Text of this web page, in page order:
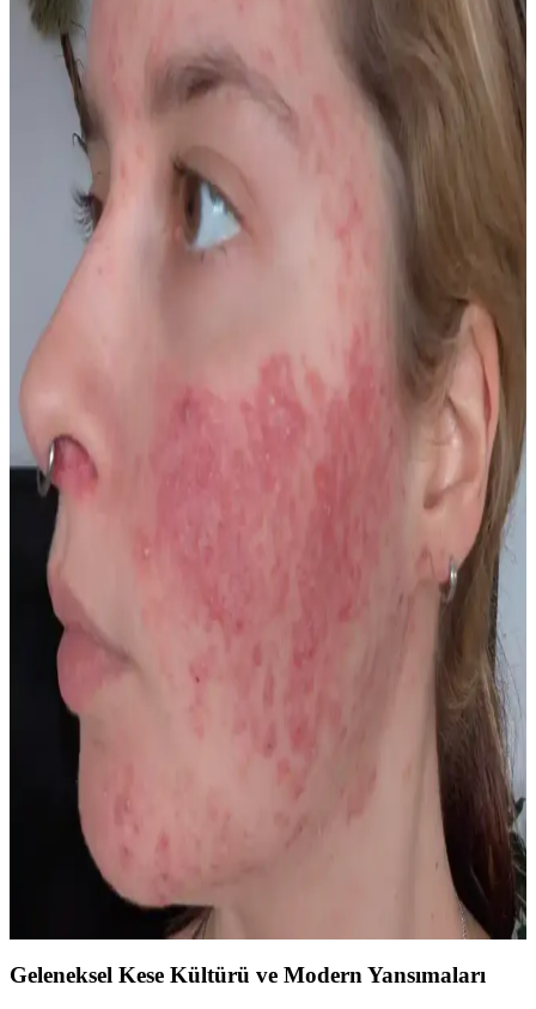
Erkeklerin yüz hatlarını yumuşatıp feminen ve çekici görünmelerini
sağlayan makyaj teknikleri, cilt bakımı ve doğal uygulamalar
hakkında kapsamlı bilgiler sunulmaktadır.
Seyrek Kaşlarla Başa Çıkma Yöntemleri ve Doğal
Çözümler Üzerine Kapsamlı Rehber
Seyrek kaşların nedenleri, doğal ve medikal yöntemlerle kalıcı
makyaj tekniklerine kadar çeşitli çözümler detaylıca inceleniyor.
Beslenme ve bakım önerileriyle kaş sağlığı destekleniyor.
Düğünden Önce Kirpik Kopması: İyileşme Süreci ve
Etkili Bakım Yöntemleri
Düğün öncesi kirpik kopması sık yaşanan bir sorundur. Kirpiklerin
doğal iyileşme süreci 4-8 hafta sürer. Maskara ve takma kirpikten
kaçınmak, hint yağı ve serumlarla bakım yapmak iyileşmeyi
Makyaj Temizleme Yöntemleri ve Cilt Sağlığını
Korumada Etkili Uygulamalar
Makyaj temizliği cilt sağlığını korumak için kritik bir adımdır.
Micellar su, yağ bazlı temizleyiciler ve çift aşamalı temizlik gibi
yöntemler cildi nazikçe arındırır ve yaşlanmayı geciktirir.
Yakalı Gömleklerde Makyaj Lekelerinin Önlenmesi
İçin Etkili Yöntemler ve Ürünler
Yakalı gömleklerde makyaj lekelerinin önlenmesi için doğru makyaj
uygulama teknikleri, uygun ürün seçimi ve sabitleme yöntemleri
önemlidir. Boyun bölgesinde renk uyumu sağlayan alternatif
Cilt Sağlığında İyileşme Süreci: Sabır, Doğru Bakım
ve Bağırsak Sağlığının Rolü
Cilt sağlığında iyileşme uzun ve sabır gerektiren bir süreçtir. Doğru
bakım, cilt bariyerinin onarımı ve bağırsak sağlığının desteklenmesi
sivilce izlerinin azalmasına ve cildin dengelenmesine yardımcı olur.
Geleneksel Kese Kültürü ve Modern Yansımaları